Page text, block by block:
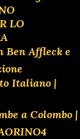
LO
Ben Affleck e
Italiano |
a Colombo |